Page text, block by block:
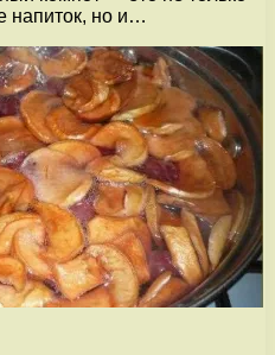
напиток, но и…